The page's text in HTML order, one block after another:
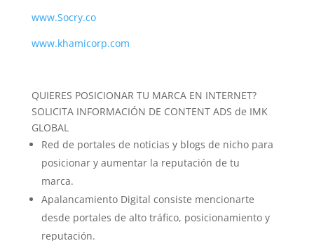
www.Socry.co
www.khamicorp.com
QUIERES POSICIONAR TU MARCA EN INTERNET?
SOLICITA INFORMACIÓN DE CONTENT ADS de IMK
GLOBAL
Red de portales de noticias y blogs de nicho para
posicionar y aumentar la reputación de tu
marca.
Apalancamiento Digital consiste mencionarte
desde portales de alto tráfico, posicionamiento y
reputación.